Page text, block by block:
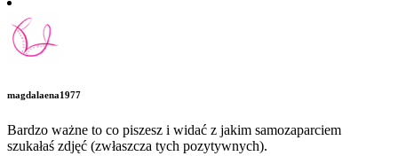
magdalaena1977
Bardzo ważne to co piszesz i widać z jakim samozaparciem
szukałaś zdjęć (zwłaszcza tych pozytywnych).